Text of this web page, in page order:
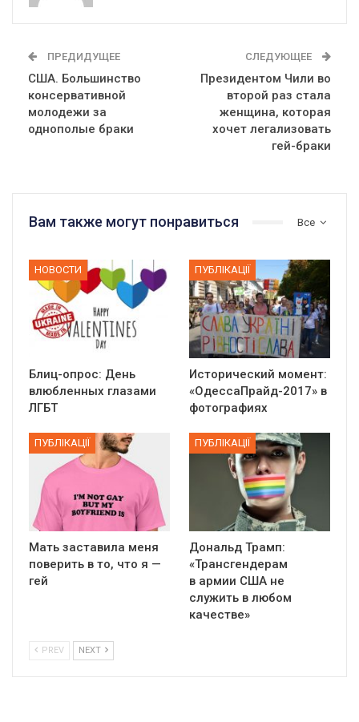
ПРЕДИДУЩЕЕ
США. Большинство
консервативной
молодежи за
однополые браки
СЛЕДУЮЩЕЕ
Президентом Чили во
второй раз стала
женщина, которая
хочет легализовать
гей-браки
Все
Вам также могут понравиться
НОВОСТИ
Блиц-опрос: День
влюбленных глазами
ЛГБТ
ПУБЛІКАЦІЇ
Исторический момент:
«ОдессаПрайд-2017» в
фотографиях
ПУБЛІКАЦІЇ
Мать заставила меня
поверить в то, что я —
гей
ПУБЛІКАЦІЇ
Дональд Трамп:
«Трансгендерам
в армии США не
служить в любом
качестве»
PREV NEXT